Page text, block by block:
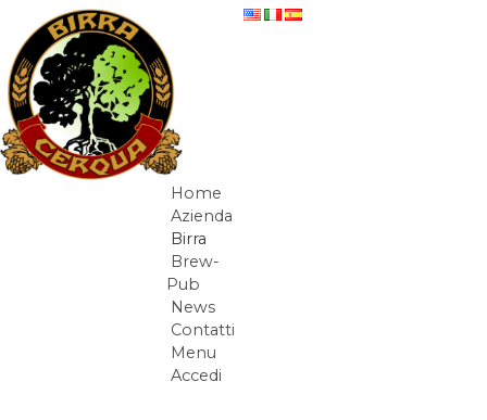
Salta al contenuto
Navigazione
Home
Azienda
Birra
Brew-
Pub
News
Contatti
Menu
Accedi